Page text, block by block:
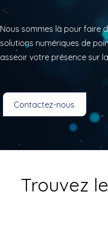
Nous sommes là pour faire
solutions numériques de
asseoir votre présence sur
Contactez-nous
Trouvez